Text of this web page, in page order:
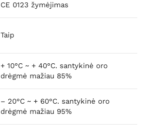
CE 0123 žymėjimas
Taip
+ 10°C ~ + 40°C. santykinė oro
drėgmė mažiau 85%
– 20°C ~ + 60°C. santykinė oro
drėgmė mažiau 95%